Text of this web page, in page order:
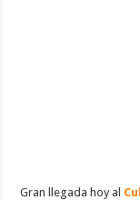
Gran llegada hoy al